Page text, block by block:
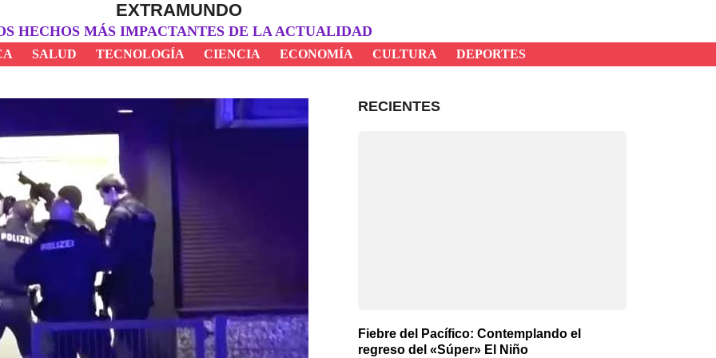
EXTRAMUNDO
HECHOS MÁS IMPACTANTES DE LA ACTUALIDAD
SALUD TECNOLOGÍA CIENCIA ECONOMÍA CULTURA DEPORTES
RECIENTES
Fiebre del Pacífico: Contemplando el
regreso del «Súper» El Niño